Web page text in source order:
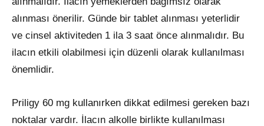
alınması önerilir. Günde bir tablet alınması yeterlidir
ve cinsel aktiviteden 1 ila 3 saat önce alınmalıdır. Bu
ilacın etkili olabilmesi için düzenli olarak kullanılması
önemlidir.
Priligy 60 mg kullanırken dikkat edilmesi gereken bazı
noktalar vardır. İlacın alkolle birlikte kullanılması